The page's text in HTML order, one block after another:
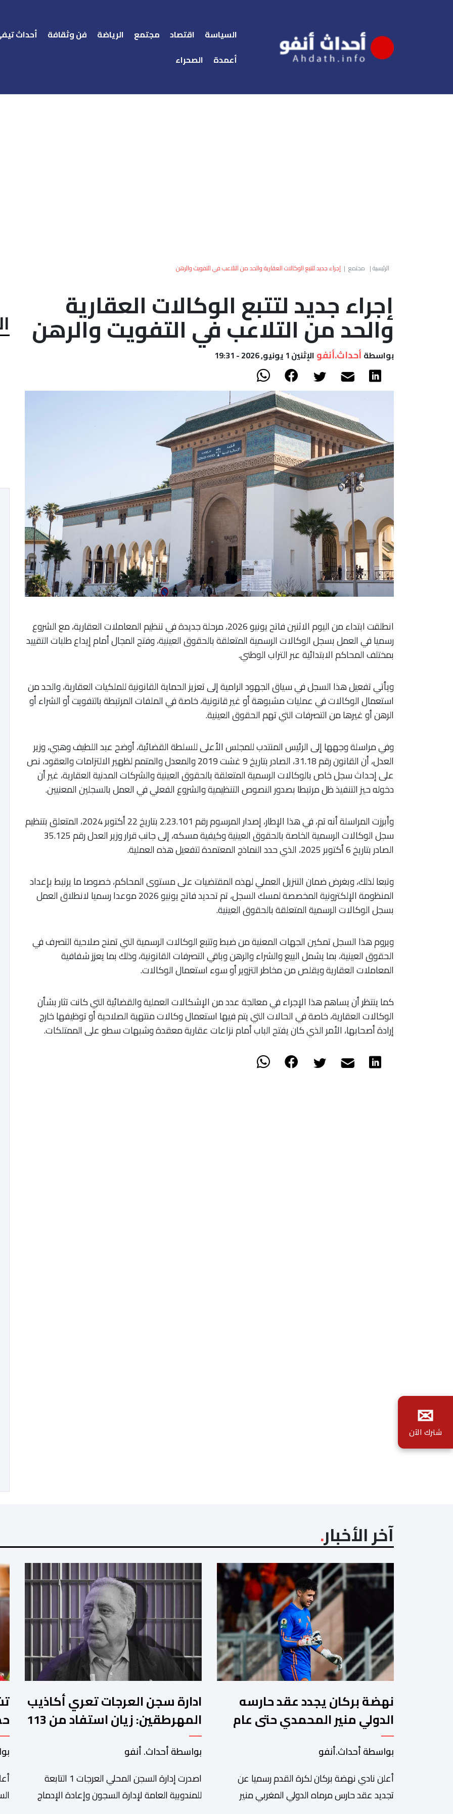
السياسة اقتصاد مجتمع الرياضة فن وثقافة أحداث
أعمدة
الصحراء
الرئيسية| مجتمع | إجراء جديد لتتبع الوكالات العقارية والحد من التلاعب في التفويت والرهن
إجراء جديد لتتبع الوكالات العقارية
والحد من التلاعب في التفويت والرهن
بواسطة أحداث.أنفو الإثنين 1 يونيو, 2026 - 19:31
انطلقت ابتداء من اليوم الاثنين فاتح يونيو 2026، مرحلة جديدة في تنظيم المعاملات العقارية، مع الشروع
رسميا في العمل بسجل الوكالات الرسمية المتعلقة بالحقوق العينية، وفتح المجال أمام إيداع طلبات التقييد
بمختلف المحاكم الابتدائية عبر التراب الوطني.
ويأتي تفعيل هذا السجل في سياق الجهود الرامية إلى تعزيز الحماية القانونية للملكيات العقارية، والحد من
استعمال الوكالات في عمليات مشبوهة أو غير قانونية، خاصة في الملفات المرتبطة بالتفويت أو الشراء أو
الرهن أو غيرها من التصرفات التي تهم الحقوق العينية.
وفي مراسلة وجهها إلى الرئيس المنتدب للمجلس الأعلى للسلطة القضائية، أوضح عبد اللطيف وهبي، وزير
العدل، أن القانون رقم 31.18، الصادر بتاريخ 9 غشت 2019 والمعدل والمتمم لظهير الالتزامات والعقود، نص
على إحداث سجل خاص بالوكالات الرسمية المتعلقة بالحقوق العينية والشركات المدنية العقارية، غير أن
دخوله حيز التنفيذ ظل مرتبطا بصدور النصوص التنظيمية والشروع الفعلي في العمل بالسجلين المعنيين.
وأبرزت المراسلة أنه تم، في هذا الإطار، إصدار المرسوم رقم 2.23.101 بتاريخ 22 أكتوبر 2024، المتعلق بتنظيم
سجل الوكالات الرسمية الخاصة بالحقوق العينية وكيفية مسكه، إلى جانب قرار وزير العدل رقم 35.125
الصادر بتاريخ 6 أكتوبر 2025، الذي حدد النماذج المعتمدة لتفعيل هذه العملية.
وتبعا لذلك، وبغرض ضمان التنزيل العملي لهذه المقتضيات على مستوى المحاكم، خصوصا ما يرتبط بإعداد
المنظومة الإلكترونية المخصصة لمسك السجل، تم تحديد فاتح يونيو 2026 موعدا رسميا لانطلاق العمل
بسجل الوكالات الرسمية المتعلقة بالحقوق العينية.
ويروم هذا السجل تمكين الجهات المعنية من ضبط وتتبع الوكالات الرسمية التي تمنح صلاحية التصرف في
الحقوق العينية، بما يشمل البيع والشراء والرهن وباقي التصرفات القانونية، وذلك بما يعزز شفافية
المعاملات العقارية ويقلص من مخاطر التزوير أو سوء استعمال الوكالات.
كما ينتظر أن يساهم هذا الإجراء في معالجة عدد من الإشكالات العملية والقضائية التي كانت تثار بشأن
الوكالات العقارية، خاصة في الحالات التي يتم فيها استعمال وكالات منتهية الصلاحية أو توظيفها خارج
إرادة أصحابها، الأمر الذي كان يفتح الباب أمام نزاعات عقارية معقدة وشبهات سطو على الممتلكات.
آخر الأخبار
نهضة بركان يجدد عقد حارسه
الدولي منير المحمدي حتى عام
2028
بواسطة أحداث.أنفو
​أعلن نادي نهضة بركان لكرة القدم رسميا عن
تجديد عقد حارس مرماه الدولي المغربي منير
ادارة سجن العرجات تعري أكاذيب
المهرطقين: زيان استفاد من 113
استشارة و50 فحصا طبيا
بواسطة أحداث. أنفو
اصدرت إدارة السجن المحلي العرجات 1 التابعة
للمندوبية العامة لإدارة السجون وإعادة الإدماج
✉
شترك الآن